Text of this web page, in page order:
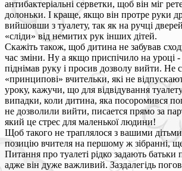
антибактеріальні серветки, щоб він міг
долоньки. І краще, якщо він протре руки
вийшовши з туалету, так як на ручці
«сліди» від немитих рук інших дітей.
Скажіть також, щоб дитина не забував
час зміни. Ну а якщо приспічило на уроці
піднімав руку і просив дозволу вийти. Не
«принципові» вчительки, які не
уроку, кажучи, що для відвідування
випадки, коли дитина, яка посоромився
не дозволили вийти, писается прямо за
який це стрес для маленької людини!
Щоб такого не траплялося з вашими
позицію вчителя на першому ж зібранні,
Питання про туалеті рідко задають батьки
адже він дуже важливий. Заздалегідь